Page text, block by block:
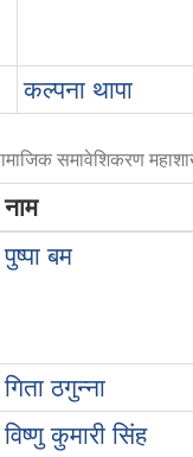
कल्पना थापा
समावेशिकरण
नाम
पुष्पा बम
गिता ठगुन्ना
विष्णु कुमारी सिंह